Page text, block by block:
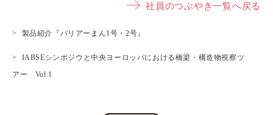
y
i
s
n
e
t
r
社員のつぶやき一覧へ戻る
製品紹介『バリアーまん1号・2号』
IABSEシンポジウと中央ヨーロッパにおける橋梁・構造物視察ツ
アー Vol.1